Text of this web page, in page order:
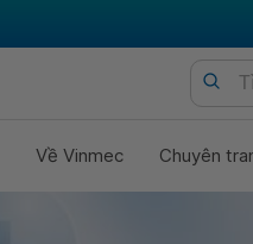
Về Vinmec Chuyên